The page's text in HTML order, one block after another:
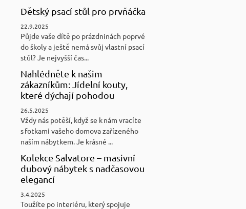
Dětský psací stůl pro prvňáčka
22.9.2025
Půjde vaše dítě po prázdninách poprvé
do školy a ještě nemá svůj vlastní psací
stůl? Je nejvyšší čas...
Nahlédněte k našim
zákazníkům: Jídelní kouty,
které dýchají pohodou
26.5.2025
Vždy nás potěší, když se k nám vracíte
s fotkami vašeho domova zařízeného
naším nábytkem. Je krásné ...
Kolekce Salvatore – masivní
dubový nábytek s nadčasovou
elegancí
3.4.2025
Toužíte po interiéru, který spojuje